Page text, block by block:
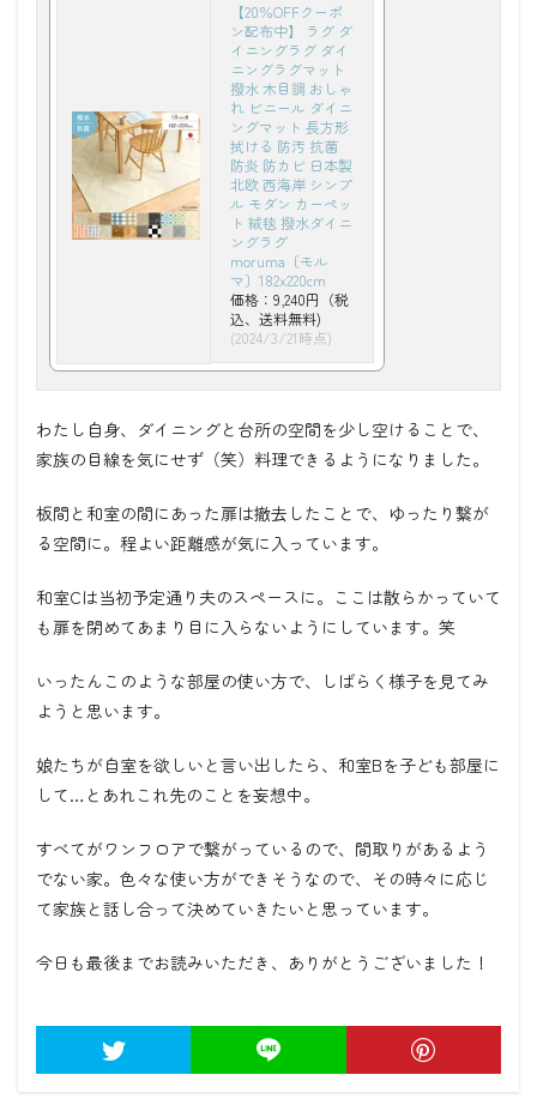
【20％OFFクーポ
ン配布中】 ラグ ダ
イニングラグ ダイ
ニングラグマット
撥水 木目調 おしゃ
れ ビニール ダイニ
ングマット 長方形
拭ける 防汚 抗菌
防炎 防カビ 日本製
北欧 西海岸 シンプ
ル モダン カーペッ
ト 絨毯 撥水ダイニ
ングラグ
moruma〔モル
マ〕182x220cm
価格：9,240円（税
込、送料無料)
(2024/3/21時点)
わたし自身、ダイニングと台所の空間を少し空けることで、
家族の目線を気にせず（笑）料理できるようになりました。
板間と和室の間にあった扉は撤去したことで、ゆったり繋が
る空間に。程よい距離感が気に入っています。
和室Cは当初予定通り夫のスペースに。ここは散らかっていて
も扉を閉めてあまり目に入らないようにしています。笑
いったんこのような部屋の使い方で、しばらく様子を見てみ
ようと思います。
娘たちが自室を欲しいと言い出したら、和室Bを子ども部屋に
して…とあれこれ先のことを妄想中。
すべてがワンフロアで繋がっているので、間取りがあるよう
でない家。色々な使い方ができそうなので、その時々に応じ
て家族と話し合って決めていきたいと思っています。
今日も最後までお読みいただき、ありがとうございました！